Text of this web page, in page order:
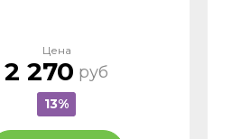
Цена
2 270 руб
13%